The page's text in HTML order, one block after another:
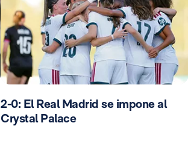
2-0: El Real Madrid se impone al
Crystal Palace